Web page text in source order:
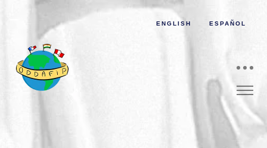
ESPAÑOL
ENGLISH